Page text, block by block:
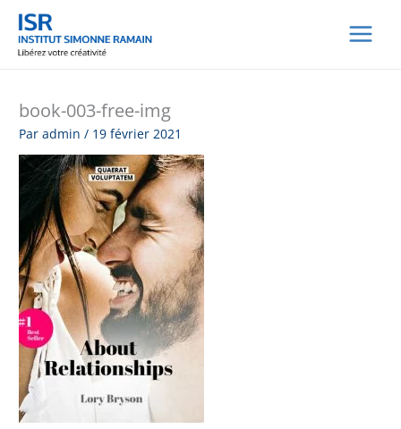
Aller
contenu
book-003-free-img
Paradmin/ 19 février 2021